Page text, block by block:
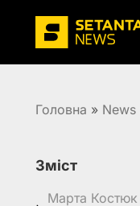
Головна » News
Зміст
Марта Костюк